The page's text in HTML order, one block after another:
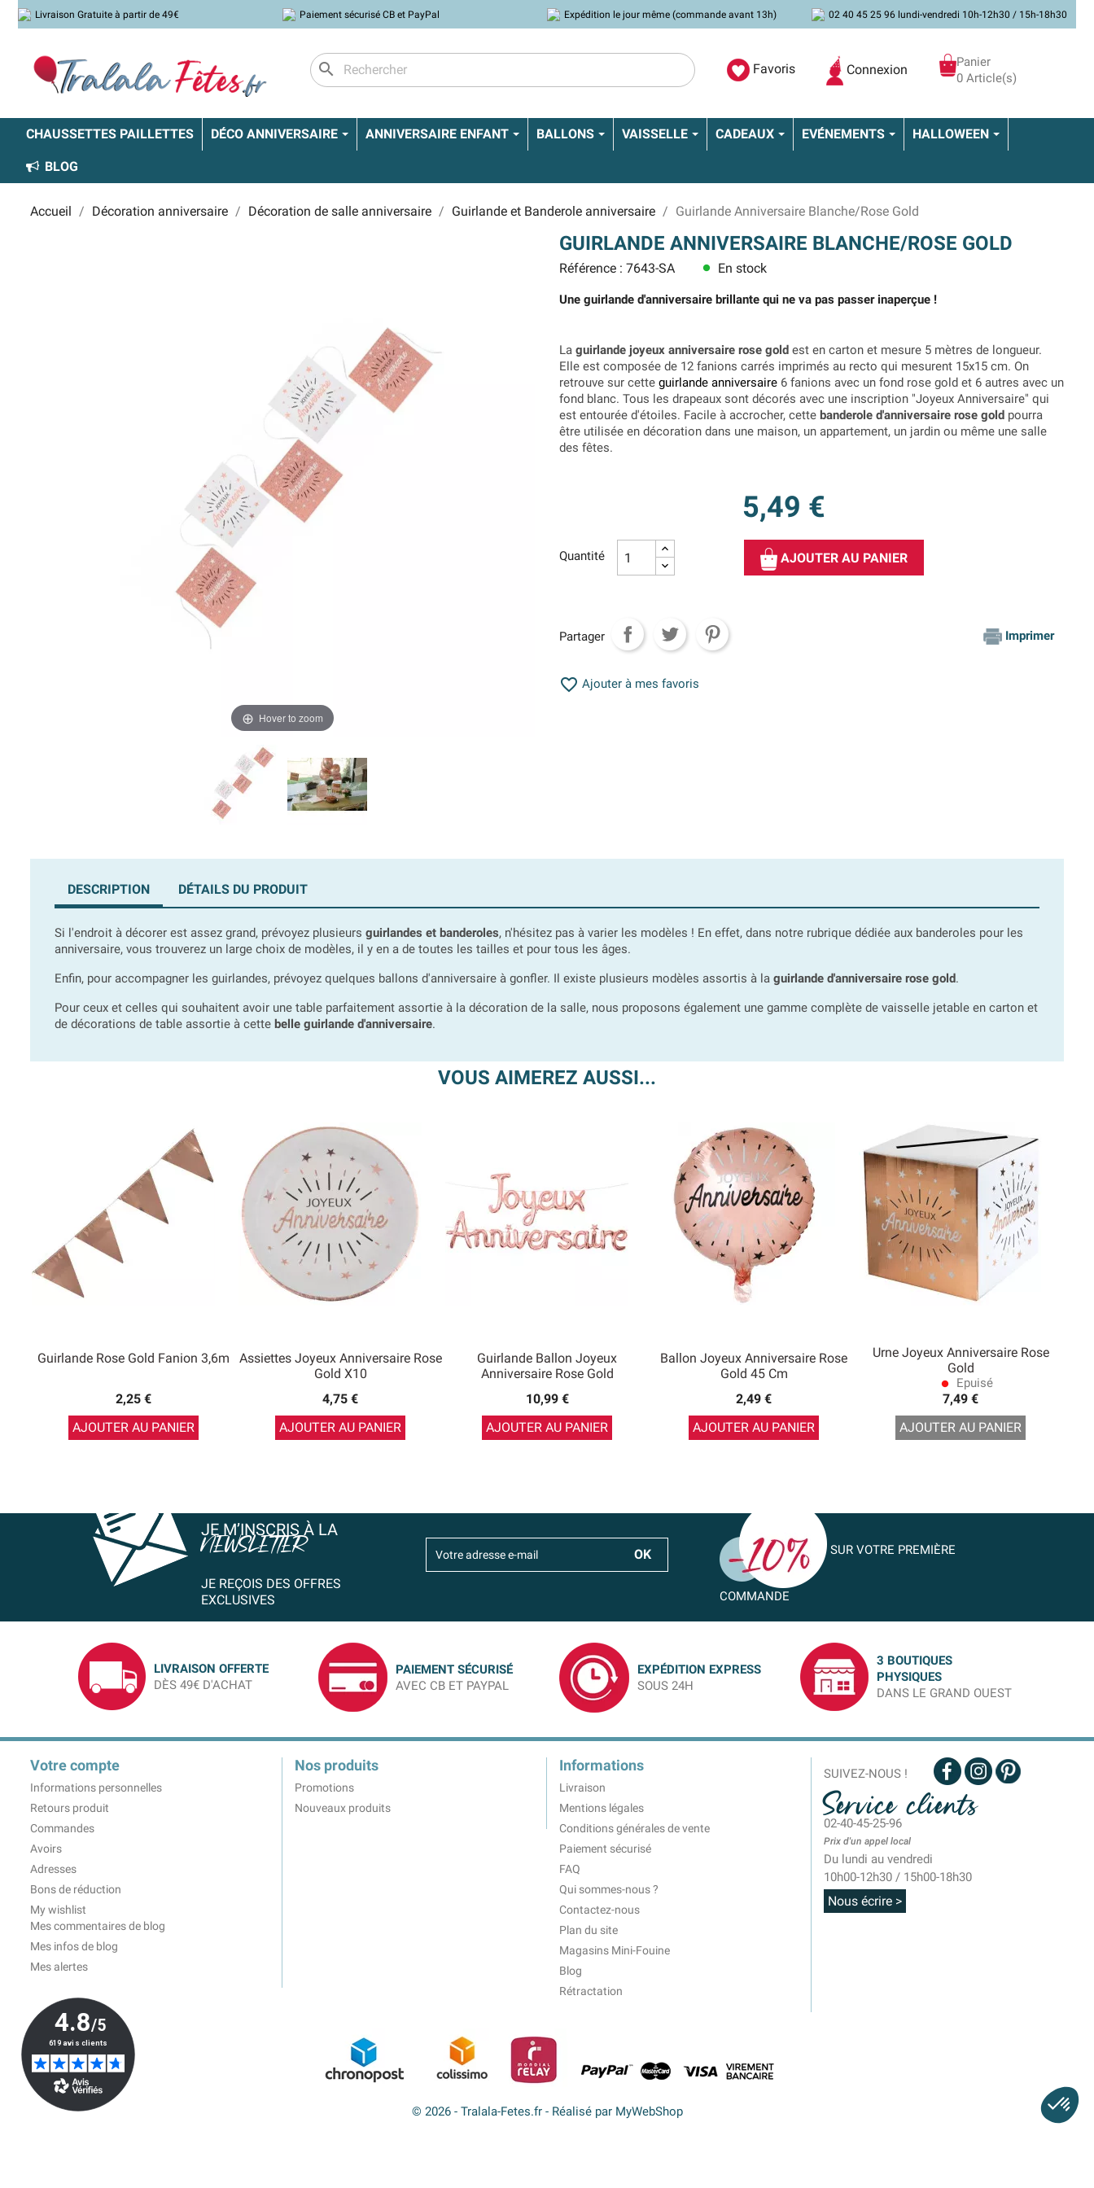
Livraison Gratuite à partir de 49€ Paiement sécurisé CB et PayPal Expédition le jour même (commande avant 13h) 02 40 45 25 96 lundi-vendredi 10h-12h30 / 15h-18h30
search Favoris Connexion
Panier
0 Article(s)
CHAUSSETTES PAILLETTES DÉCO ANNIVERSAIRE ANNIVERSAIRE ENFANT BALLONS VAISSELLE CADEAUX EVÉNEMENTS HALLOWEEN
BLOG
Accueil Décoration anniversaire Décoration de salle anniversaire Guirlande et Banderole anniversaire Guirlande Anniversaire Blanche/Rose Gold
Hover to zoom
GUIRLANDE ANNIVERSAIRE BLANCHE/ROSE GOLD
Référence : 7643-SA lens En stock
Une guirlande d'anniversaire brillante qui ne va pas passer inaperçue !
La guirlande joyeux anniversaire rose gold est en carton et mesure 5 mètres de longueur.
Elle est composée de 12 fanions carrés imprimés au recto qui mesurent 15x15 cm. On
retrouve sur cette guirlande anniversaire 6 fanions avec un fond rose gold et 6 autres avec un
fond blanc. Tous les drapeaux sont décorés avec une inscription "Joyeux Anniversaire" qui
est entourée d'étoiles. Facile à accrocher, cette banderole d'anniversaire rose gold pourra
être utilisée en décoration dans une maison, un appartement, un jardin ou même une salle
des fêtes.
5,49 €
Quantité AJOUTER AU PANIER
Partager Imprimer
 Ajouter à mes favoris
DESCRIPTION DÉTAILS DU PRODUIT
Si l'endroit à décorer est assez grand, prévoyez plusieurs guirlandes et banderoles, n'hésitez pas à varier les modèles ! En effet, dans notre rubrique dédiée aux banderoles pour les
anniversaire, vous trouverez un large choix de modèles, il y en a de toutes les tailles et pour tous les âges.
Enfin, pour accompagner les guirlandes, prévoyez quelques ballons d'anniversaire à gonfler. Il existe plusieurs modèles assortis à la guirlande d'anniversaire rose gold.
Pour ceux et celles qui souhaitent avoir une table parfaitement assortie à la décoration de la salle, nous proposons également une gamme complète de vaisselle jetable en carton et
de décorations de table assortie à cette belle guirlande d'anniversaire.
VOUS AIMEREZ AUSSI...
Guirlande Rose Gold Fanion 3,6m
2,25 €
AJOUTER AU PANIER
Assiettes Joyeux Anniversaire Rose
Gold X10
4,75 €
AJOUTER AU PANIER
Guirlande Ballon Joyeux
Anniversaire Rose Gold
10,99 €
AJOUTER AU PANIER
Ballon Joyeux Anniversaire Rose
Gold 45 Cm
2,49 €
AJOUTER AU PANIER
Urne Joyeux Anniversaire Rose
Gold
lens Epuisé
7,49 €
AJOUTER AU PANIER
JE M’INSCRIS À LA
NEWSLETTER
JE REÇOIS DES OFFRES
EXCLUSIVES
SUR VOTRE PREMIÈRE
COMMANDE
LIVRAISON OFFERTE
DÈS 49€ D'ACHAT
PAIEMENT SÉCURISÉ
AVEC CB ET PAYPAL
EXPÉDITION EXPRESS
SOUS 24H
3 BOUTIQUES
PHYSIQUES
DANS LE GRAND OUEST
Votre compte
Informations personnelles
Retours produit
Commandes
Avoirs
Adresses
Bons de réduction
My wishlist
Mes commentaires de blog
Mes infos de blog
Mes alertes
Nos produits
Promotions
Nouveaux produits
Informations
Livraison
Mentions légales
Conditions générales de vente
Paiement sécurisé
FAQ
Qui sommes-nous ?
Contactez-nous
Plan du site
Magasins Mini-Fouine
Blog
Rétractation
SUIVEZ-NOUS !
Service clients
02-40-45-25-96
Prix d'un appel local
Du lundi au vendredi
10h00-12h30 / 15h00-18h30
Nous écrire >
© 2026 - Tralala-Fetes.fr - Réalisé par MyWebShop